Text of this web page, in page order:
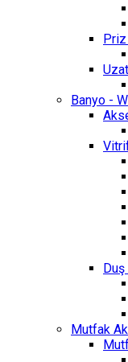
Banyo -
Mutfak